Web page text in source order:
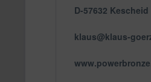
D-57632 Kescheid
klaus@klaus-